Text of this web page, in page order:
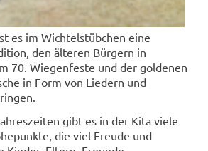
es im Wichtelstübchen eine
den älteren Bürgern in
70. Wiegenfeste und der goldenen
in Form von Liedern und
gibt es in der Kita viele
die viel Freude und